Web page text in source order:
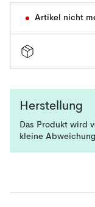
Artikel nicht
Herstellung
Das Produkt wird
kleine